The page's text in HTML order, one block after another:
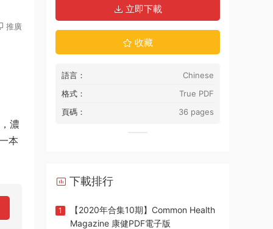
推廣
濃
本
立即下載
收藏
語言：
Chinese
格式：
True PDF
頁碼：
36 pages
下載排行
1
【2020年合集10期】Common Health
Magazine 康健PDF電子版